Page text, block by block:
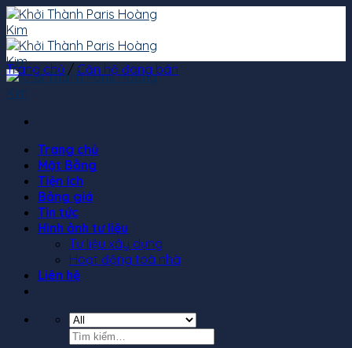
Skip
to
content
Trang chủ
Mặt Bằng
Tiện ích
Bảng giá
Tin tức
Hình ảnh tư liệu
Tư liệu xây dựng
Hoạt động toà nhà
Liên hệ
Tìm
Trang chủ / Căn hộ đang bán